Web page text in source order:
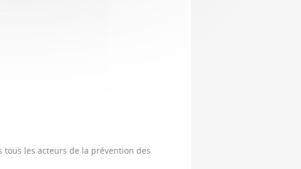
les acteurs de la prévention des